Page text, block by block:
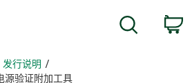
发行说明
源验证附加工具